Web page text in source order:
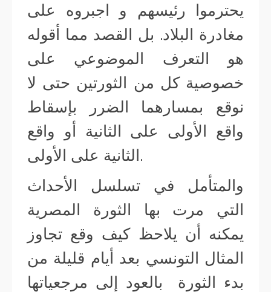
يحترموا رئيسهم و اجبروه على
مغادرة البلاد. بل القصد مما أقوله
هو التعرف الموضوعي على
خصوصية كل من الثورتين حتى لا
نوقع بمسارهما الضرر بإسقاط
واقع الأولى على الثانية أو واقع
الثانية على الأولى.
والمتأمل في تسلسل الأحداث
التي مرت بها الثورة المصرية
يمكنه أن يلاحظ كيف وقع تجاوز
المثال التونسي بعد أيام قليلة من
بدء الثورة بالعود إلى مرجعياتها